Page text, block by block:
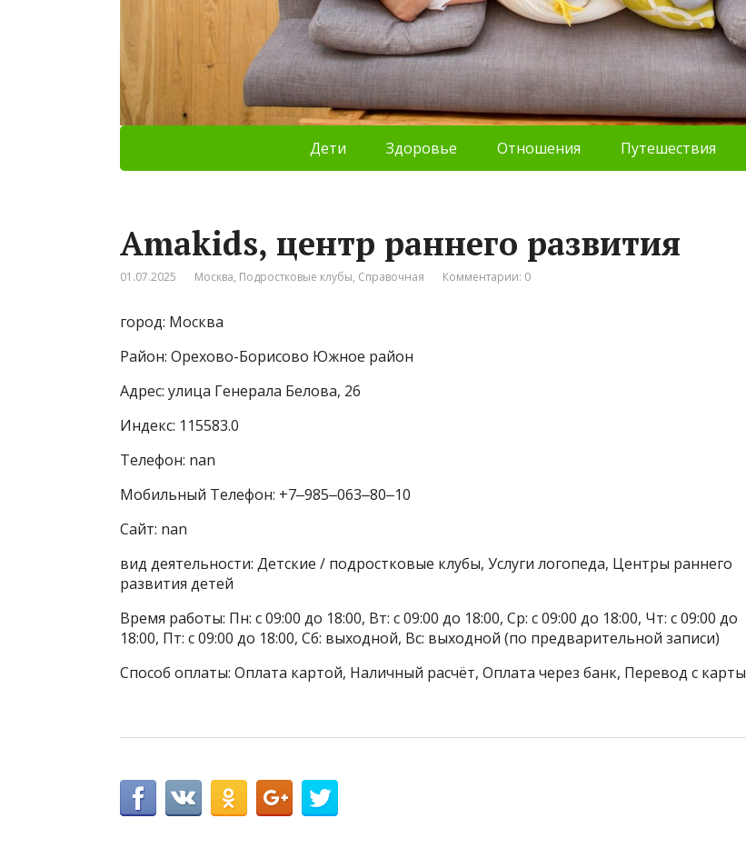
Дети Здоровье Отношения Путешествия
Amakids, центр раннего развития
01.07.2025 Москва, Подростковые клубы, Справочная Комментарии: 0
город: Москва
Район: Орехово-Борисово Южное район
Адрес: улица Генерала Белова, 26
Индекс: 115583.0
Телефон: nan
Мобильный Телефон: +7‒985‒063‒80‒10
Сайт: nan
вид деятельности: Детские / подростковые клубы, Услуги логопеда, Центры раннего
развития детей
Время работы: Пн: с 09:00 до 18:00, Вт: с 09:00 до 18:00, Ср: с 09:00 до 18:00, Чт: с 09:00 до
18:00, Пт: с 09:00 до 18:00, Сб: выходной, Вс: выходной (по предварительной записи)
Способ оплаты: Оплата картой, Наличный расчёт, Оплата через банк, Перевод с карты